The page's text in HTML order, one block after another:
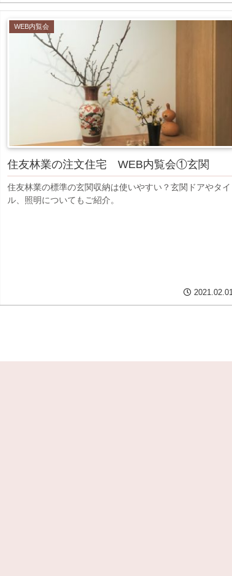
WEB内覧会
住友林業の注文住宅 WEB内覧会①玄関
住友林業の標準の玄関収納は使いやすい？玄関ドアやタイ
ル、照明についてもご紹介。
2021.02.01